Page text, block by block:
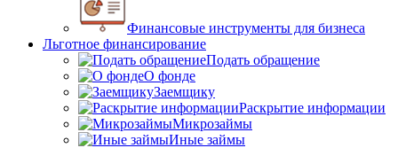
Финансовые инструменты для бизнеса
Льготное финансирование
Подать обращение
О фонде
Заемщику
Раскрытие информации
Микрозаймы
Иные займы